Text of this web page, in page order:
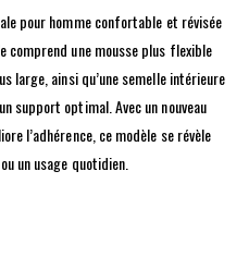
pour homme confortable et révisée
une mousse plus flexible
large, ainsi qu’une semelle intérieure
support optimal. Avec un nouveau
l’adhérence, ce modèle se révèle
un usage quotidien.